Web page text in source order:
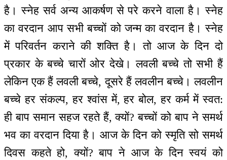
है। स्नेह सर्व अन्य आकर्षण से परे करने वाला है। स्नेह
का वरदान आप सभी बच्चों को जन्म का वरदान है। स्नेह
में परिवर्तन कराने की शक्ति है। तो आज के दिन दो
प्रकार के बच्चे चारों ओर देखे। लवली बच्चे तो सभी हैं
लेकिन एक हैं लवली बच्चे, दूसरे हैं लवलीन बच्चे। लवलीन
बच्चे हर संकल्प, हर श्वांस में, हर बोल, हर कर्म में स्वत:
ही बाप समान सहज रहते हैं, क्यों? बच्चों को बाप ने समर्थ
भव का वरदान दिया है। आज के दिन को स्मृति सो समर्थ
दिवस कहते हो, क्यों? बाप ने आज के दिन स्वयं को